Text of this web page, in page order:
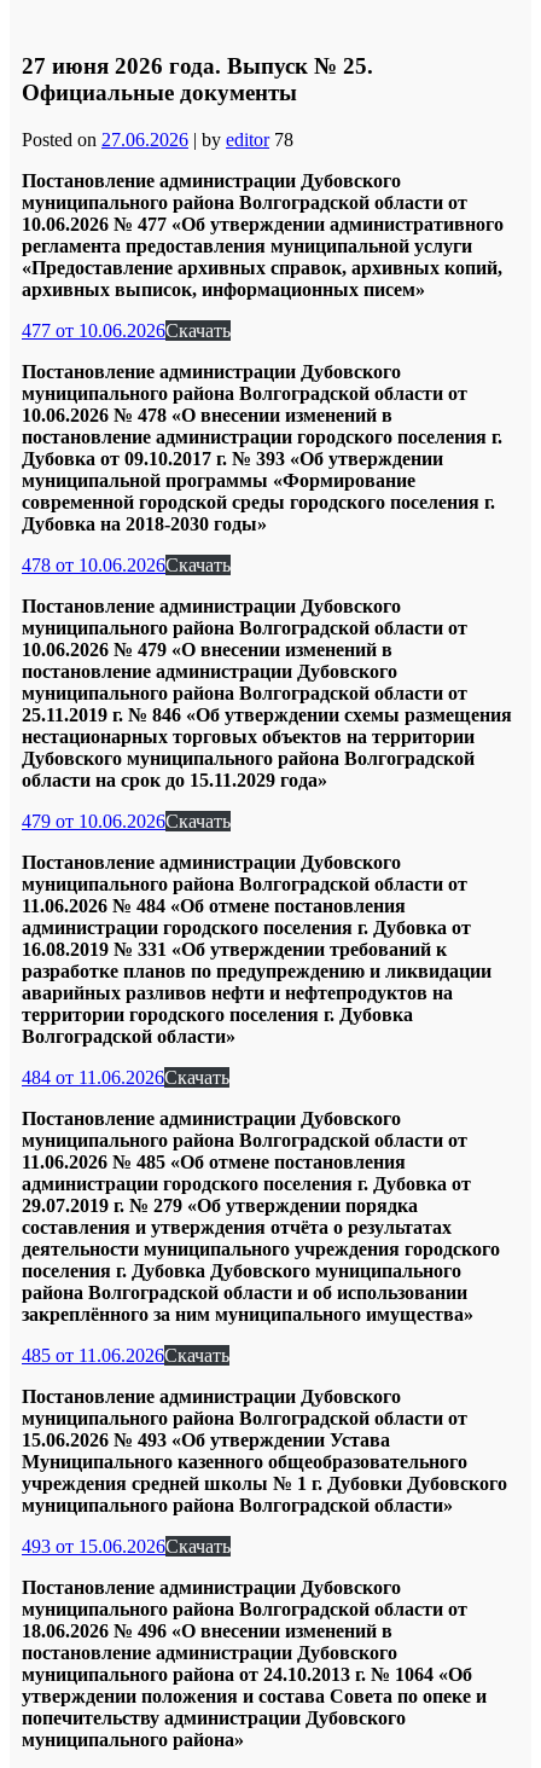
27 июня 2026 года. Выпуск № 25.
Официальные документы
Posted on 27.06.2026 | by editor 78
Постановление администрации Дубовского
муниципального района Волгоградской области от
10.06.2026 № 477 «Об утверждении административного
регламента предоставления муниципальной услуги
«Предоставление архивных справок, архивных копий,
архивных выписок, информационных писем»
477 от 10.06.2026Скачать
Постановление администрации Дубовского
муниципального района Волгоградской области от
10.06.2026 № 478 «О внесении изменений в
постановление администрации городского поселения г.
Дубовка от 09.10.2017 г. № 393 «Об утверждении
муниципальной программы «Формирование
современной городской среды городского поселения г.
Дубовка на 2018-2030 годы»
478 от 10.06.2026Скачать
Постановление администрации Дубовского
муниципального района Волгоградской области от
10.06.2026 № 479 «О внесении изменений в
постановление администрации Дубовского
муниципального района Волгоградской области от
25.11.2019 г. № 846 «Об утверждении схемы размещения
нестационарных торговых объектов на территории
Дубовского муниципального района Волгоградской
области на срок до 15.11.2029 года»
479 от 10.06.2026Скачать
Постановление администрации Дубовского
муниципального района Волгоградской области от
11.06.2026 № 484 «Об отмене постановления
администрации городского поселения г. Дубовка от
16.08.2019 № 331 «Об утверждении требований к
разработке планов по предупреждению и ликвидации
аварийных разливов нефти и нефтепродуктов на
территории городского поселения г. Дубовка
Волгоградской области»
484 от 11.06.2026Скачать
Постановление администрации Дубовского
муниципального района Волгоградской области от
11.06.2026 № 485 «Об отмене постановления
администрации городского поселения г. Дубовка от
29.07.2019 г. № 279 «Об утверждении порядка
составления и утверждения отчёта о результатах
деятельности муниципального учреждения городского
поселения г. Дубовка Дубовского муниципального
района Волгоградской области и об использовании
закреплённого за ним муниципального имущества»
485 от 11.06.2026Скачать
Постановление администрации Дубовского
муниципального района Волгоградской области от
15.06.2026 № 493 «Об утверждении Устава
Муниципального казенного общеобразовательного
учреждения средней школы № 1 г. Дубовки Дубовского
муниципального района Волгоградской области»
493 от 15.06.2026Скачать
Постановление администрации Дубовского
муниципального района Волгоградской области от
18.06.2026 № 496 «О внесении изменений в
постановление администрации Дубовского
муниципального района от 24.10.2013 г. № 1064 «Об
утверждении положения и состава Совета по опеке и
попечительству администрации Дубовского
муниципального района»